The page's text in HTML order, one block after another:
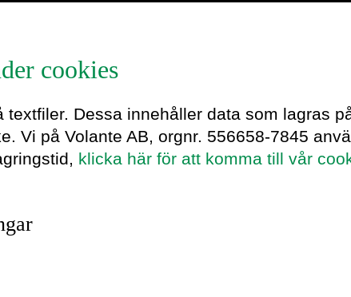
Larsson
Pousette arbetar som kulturråd vid
där hon även arbetat under
cookies
textfiler. Dessa innehåller data som lagras
Vi på Volante AB, orgnr. 556658-7845
klicka här för att komma till vår